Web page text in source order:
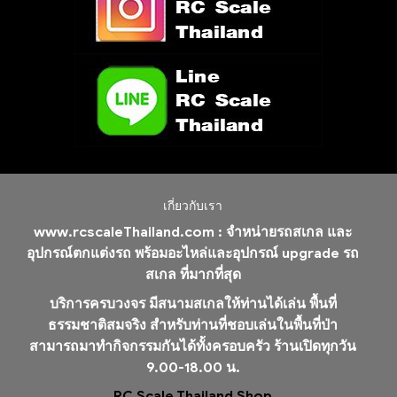
เกี่ยวกับเรา
www.rcscaleThailand.com : จำหน่ายรถสเกล และ
อุปกรณ์ตกแต่งรถ พร้อมอะไหล่และอุปกรณ์ upgrade รถ
สเกล ที่มากที่สุด
บริการครบวงจร มีสนามสเกลให้ท่านได้เล่น พื้นที่
ธรรมชาติสมจริง สำหรับท่านที่ชอบเล่นในพื้นที่ป่า
สามารถมาทำกิจกรรมกันได้ทั้งครอบครัว ร้านเปิดทุกวัน
9.00-18.00 น.